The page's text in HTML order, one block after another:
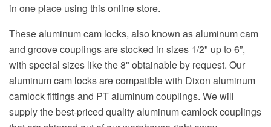
in one place using this online store.
These aluminum cam locks, also known as aluminum cam
and groove couplings are stocked in sizes 1/2" up to 6”,
with special sizes like the 8" obtainable by request. Our
aluminum cam locks are compatible with Dixon aluminum
camlock fittings and PT aluminum couplings. We will
supply the best-priced quality aluminum camlock couplings